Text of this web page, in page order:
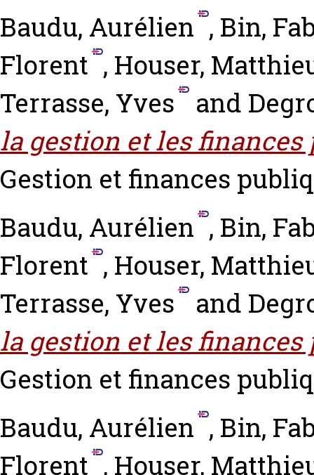
Baudu, Aurélien , Bin,
Florent , Houser,
Terrasse, Yves
and
la gestion et les finances
Gestion et finances
Baudu, Aurélien , Bin,
Florent , Houser,
Terrasse, Yves
and
la gestion et les finances
Gestion et finances
Baudu, Aurélien , Bin,
Florent , Houser,